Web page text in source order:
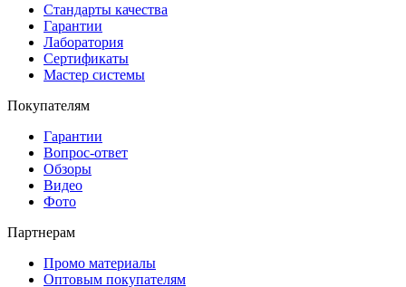
Стандарты качества
Гарантии
Лаборатория
Сертификаты
Мастер системы
Покупателям
Гарантии
Вопрос-ответ
Обзоры
Видео
Фото
Партнерам
Промо материалы
Оптовым покупателям